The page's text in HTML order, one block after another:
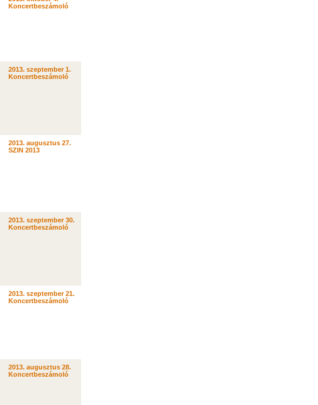
Koncertbeszámoló
2013. szeptember 1.
Koncertbeszámoló
2013. augusztus 27.
SZIN 2013
2013. szeptember 30.
Koncertbeszámoló
2013. szeptember 21.
Koncertbeszámoló
2013. augusztus 28.
Koncertbeszámoló